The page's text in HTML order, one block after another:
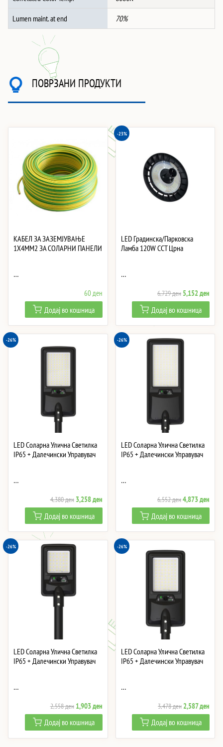
Lumen maint. at end 70%
ПОВРЗАНИ ПРОДУКТИ
КАБЕЛ ЗА ЗАЗЕМЈУВАЊЕ
1X4MM2 ЗА СОЛАРНИ ПАНЕЛИ
…
60ден
Додај во кошница
-23%
LED Градинска/Парковска
Ламба 120W CCT Црна
…
6,729ден Original
price
was:
6,729 ден.
5,152ден
price
is:
Додај во кошница
-26%
LED Соларна Улична Светилка
IP65 + Далечински Управувач
…
4,380ден Original
price
was:
4,380 ден.
3,258денCurrent
price
is:
3,258 ден.
Додај во кошница
-26%
LED Соларна Улична Светилка
IP65 + Далечински Управувач
…
6,552денOriginal
price
was:
6,552 ден.
4,873ден
price
is:
Додај во кошница
-26%
LED Соларна Улична Светилка
IP65 + Далечински Управувач
…
2,558ден Original
price
was:
2,558 ден.
1,903денCurrent
price
1,903 ден.
Додај во кошница
-26%
LED Соларна Улична Светилка
IP65 + Далечински Управувач
…
3,478ден Original
price
was:
3,478 ден.
2,587ден
price
Додај во кошница